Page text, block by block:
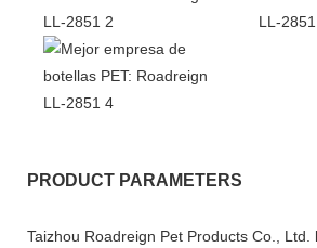
PRODUCT PARAMETERS
Taizhou Roadreign Pet Products Co., Ltd.